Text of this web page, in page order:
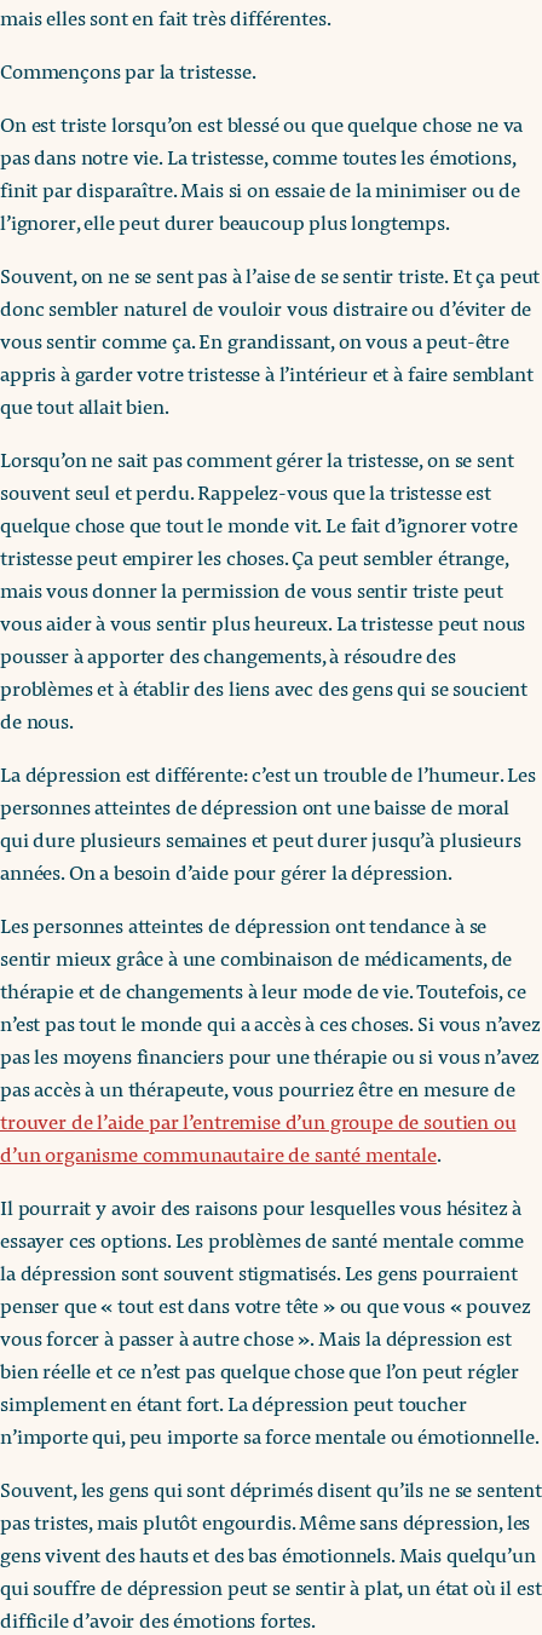
mais elles sont en fait très différentes.
Commençons par la tristesse.
On est triste lorsqu’on est blessé ou que quelque chose ne va
pas dans notre vie. La tristesse, comme toutes les émotions,
finit par disparaître. Mais si on essaie de la minimiser ou de
l’ignorer, elle peut durer beaucoup plus longtemps.
Souvent, on ne se sent pas à l’aise de se sentir triste. Et ça peut
donc sembler naturel de vouloir vous distraire ou d’éviter de
vous sentir comme ça. En grandissant, on vous a peut-être
appris à garder votre tristesse à l’intérieur et à faire semblant
que tout allait bien.
Lorsqu’on ne sait pas comment gérer la tristesse, on se sent
souvent seul et perdu. Rappelez-vous que la tristesse est
quelque chose que tout le monde vit. Le fait d’ignorer votre
tristesse peut empirer les choses. Ça peut sembler étrange,
mais vous donner la permission de vous sentir triste peut
vous aider à vous sentir plus heureux. La tristesse peut nous
pousser à apporter des changements, à résoudre des
problèmes et à établir des liens avec des gens qui se soucient
de nous.
La dépression est différente: c’est un trouble de l’humeur. Les
personnes atteintes de dépression ont une baisse de moral
qui dure plusieurs semaines et peut durer jusqu’à plusieurs
années. On a besoin d’aide pour gérer la dépression.
Les personnes atteintes de dépression ont tendance à se
sentir mieux grâce à une combinaison de médicaments, de
thérapie et de changements à leur mode de vie. Toutefois, ce
n’est pas tout le monde qui a accès à ces choses. Si vous n’avez
pas les moyens financiers pour une thérapie ou si vous n’avez
pas accès à un thérapeute, vous pourriez être en mesure de
trouver de l’aide par l’entremise d’un groupe de soutien ou
d’un organisme communautaire de santé mentale.
Il pourrait y avoir des raisons pour lesquelles vous hésitez à
essayer ces options. Les problèmes de santé mentale comme
la dépression sont souvent stigmatisés. Les gens pourraient
penser que « tout est dans votre tête » ou que vous « pouvez
vous forcer à passer à autre chose ». Mais la dépression est
bien réelle et ce n’est pas quelque chose que l’on peut régler
simplement en étant fort. La dépression peut toucher
n’importe qui, peu importe sa force mentale ou émotionnelle.
Souvent, les gens qui sont déprimés disent qu’ils ne se sentent
pas tristes, mais plutôt engourdis. Même sans dépression, les
gens vivent des hauts et des bas émotionnels. Mais quelqu’un
qui souffre de dépression peut se sentir à plat, un état où il est
difficile d’avoir des émotions fortes.